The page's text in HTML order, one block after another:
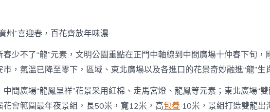
花
會”
提
探〉
中
州”喜迎春，百花齊放年味濃
春少不了“龍”元素，文明公園重點在正門中軸線到中間廣場十仲春下旬，
市，氣溫已降至零下，區域、東北廣場以及各進口的花景奇妙融進“龍”生
中間廣場“龍鳳呈祥”花景采用紅棉、走馬宮燈、龍鳳等元素；東北廣場“雙
花會範圍最年夜景組，長50米，寬12米，高包養 10米，景組打造雙龍出